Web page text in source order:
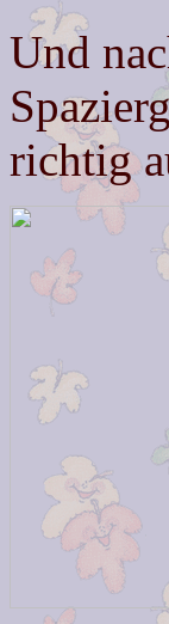
Und
richtig